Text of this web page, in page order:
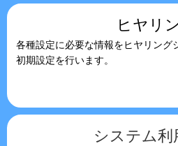
ヒヤリ
各種設定に必要な情報をヒヤリング
初期設定を行います。
システム利